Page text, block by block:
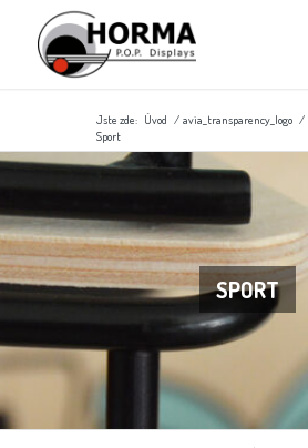
Jste zde: Úvod / avia_transparency_logo /
Sport
SPORT